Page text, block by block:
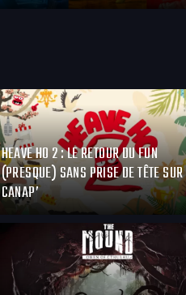
HEAVE HO 2 : LE RETOUR DU FUN
(PRESQUE) SANS PRISE DE TÊTE
CANAP’